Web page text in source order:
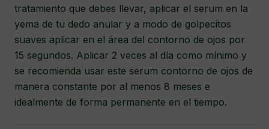
tratamiento que debes llevar, aplicar el serum en la
yema de tu dedo anular y a modo de golpecitos
suaves aplicar en el área del contorno de ojos por
15 segundos. Aplicar 2 veces al día como mínimo y
se recomienda usar este serum contorno de ojos de
manera constante por al menos 8 meses e
idealmente de forma permanente en el tiempo.